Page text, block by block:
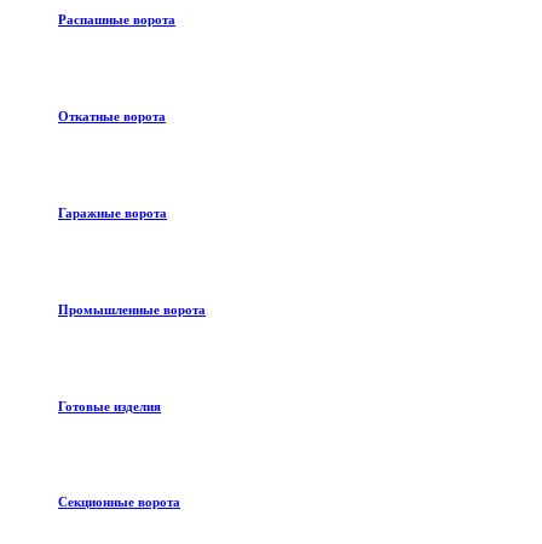
Распашные ворота
Откатные ворота
Гаражные ворота
Промышленные ворота
Готовые изделия
Секционные ворота